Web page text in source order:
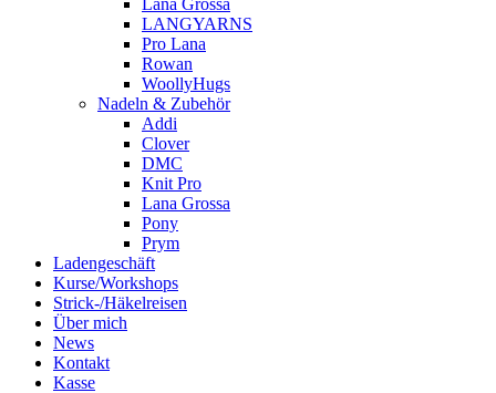
Lana Grossa
LANGYARNS
Pro Lana
Rowan
WoollyHugs
Nadeln & Zubehör
Addi
Clover
DMC
Knit Pro
Lana Grossa
Pony
Prym
Ladengeschäft
Kurse/Workshops
Strick-/Häkelreisen
Über mich
News
Kontakt
Kasse